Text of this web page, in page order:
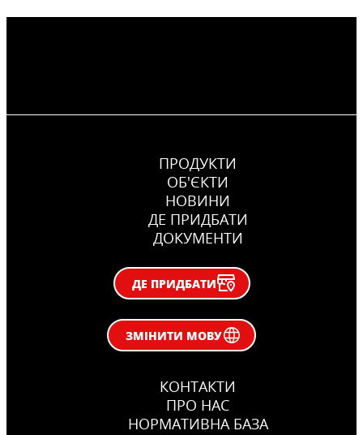
ПРОДУКТИ
ОБ'ЄКТИ
НОВИНИ
ДЕ ПРИДБАТИ
ДОКУМЕНТИ
ДЕ ПРИДБАТИ
ЗМІНИТИ МОВУ
КОНТАКТИ
ПРО НАС
НОРМАТИВНА БАЗА